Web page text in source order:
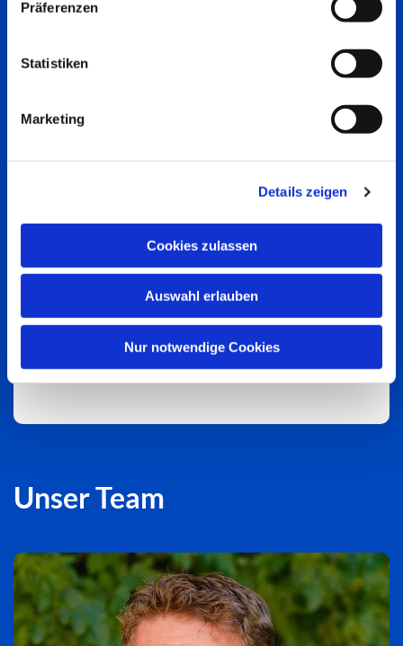
Präferenzen
Statistiken
Marketing
Details zeigen
Cookies zulassen
Auswahl erlauben
Nur notwendige Cookies
Unser Team